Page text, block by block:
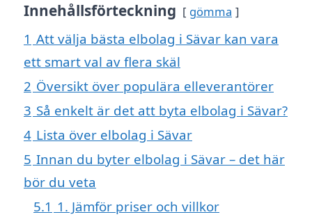
Innehållsförteckning gömma
1 Att välja bästa elbolag i Sävar kan vara
ett smart val av flera skäl
2 Översikt över populära elleverantörer
3 Så enkelt är det att byta elbolag i Sävar?
4 Lista över elbolag i Sävar
5 Innan du byter elbolag i Sävar – det här
bör du veta
5.1 1. Jämför priser och villkor